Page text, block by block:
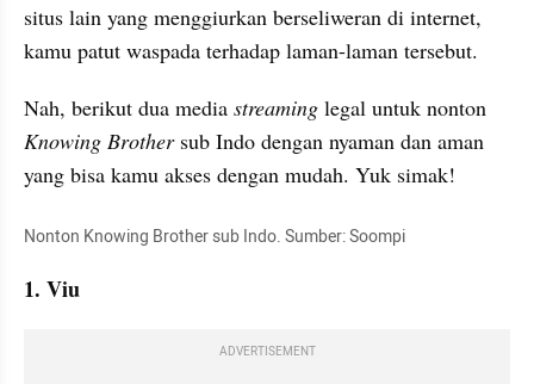
situs lain yang menggiurkan berseliweran di internet,
kamu patut waspada terhadap laman-laman tersebut.
Nah, berikut dua media streaming
Knowing Brother sub Indo dengan nyaman dan aman
yang bisa kamu akses dengan mudah. Yuk simak!
Nonton Knowing Brother sub Indo. Sumber: Soompi
1. Viu
ADVERTISEMENT